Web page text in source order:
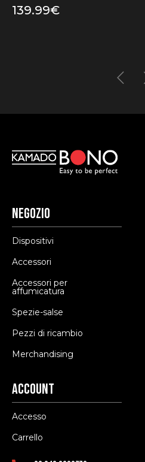
139.99€
Negozio
Dispositivi
Accessori
Accessori per
affumicatura
Spezie-salse
Pezzi di ricambio
Merchandising
Account
Accesso
Carrello